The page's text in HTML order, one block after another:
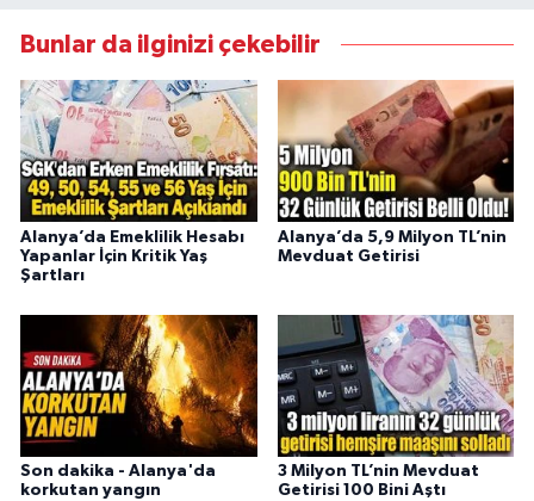
Bunlar da ilginizi çekebilir
Alanya’da Emeklilik Hesabı
Yapanlar İçin Kritik Yaş
Şartları
Alanya’da 5,9 Milyon TL’nin
Mevduat Getirisi
Son dakika - Alanya'da
korkutan yangın
3 Milyon TL’nin Mevduat
Getirisi 100 Bini Aştı